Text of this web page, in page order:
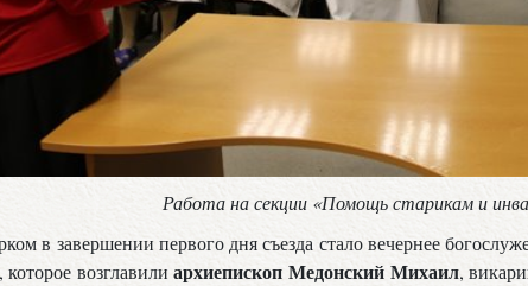
Работа на секции «Помощь старикам и
в завершении первого дня съезда стало вечернее
возглавилиархиепископ Медонский Михаил,